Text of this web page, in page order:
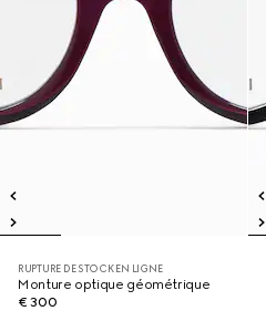
RUPTURE DE STOCK EN LIGNE
Monture optique géométrique
€ 300